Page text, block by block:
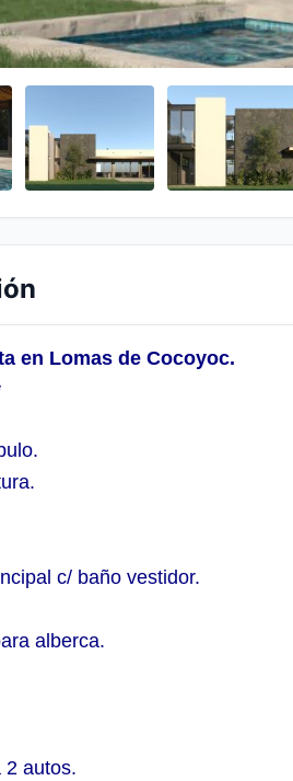
en Lomas de Cocoyoc.
c/ baño vestidor.
alberca.
2 autos.